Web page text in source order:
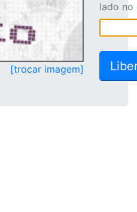
[trocar imagem]
lado no